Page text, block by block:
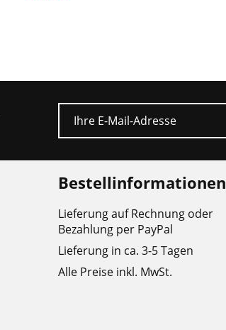
E-Mail
Bestellinformationen
Lieferung auf Rechnung oder
Bezahlung per PayPal
Lieferung in ca. 3-5 Tagen
Alle Preise inkl. MwSt.